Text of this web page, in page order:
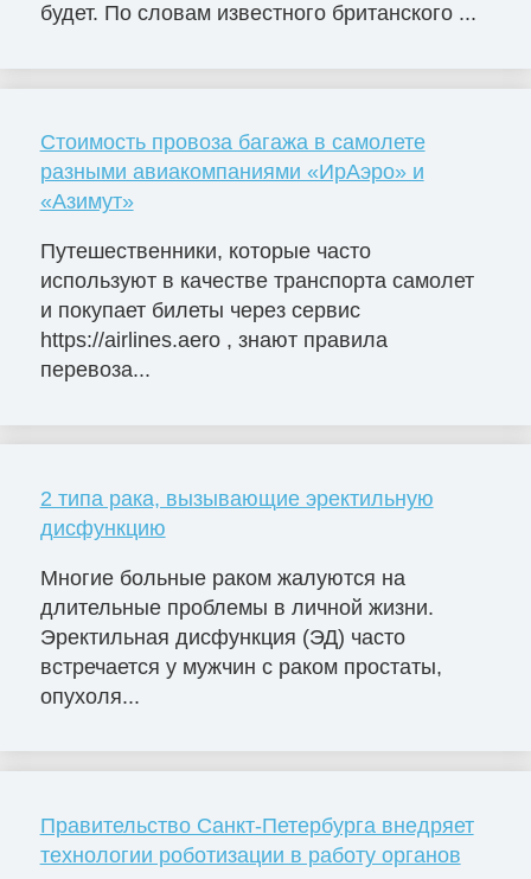
будет. По словам известного британского ...
Стоимость провоза багажа в самолете
разными авиакомпаниями «ИрАэро» и
«Азимут»
Путешественники, которые часто
используют в качестве транспорта самолет
и покупает билеты через сервис
https://airlines.aero , знают правила
перевоза...
2 типа рака, вызывающие эректильную
дисфункцию
Многие больные раком жалуются на
длительные проблемы в личной жизни.
Эректильная дисфункция (ЭД) часто
встречается у мужчин с раком простаты,
опухоля...
Правительство Санкт-Петербурга внедряет
технологии роботизации в работу органов